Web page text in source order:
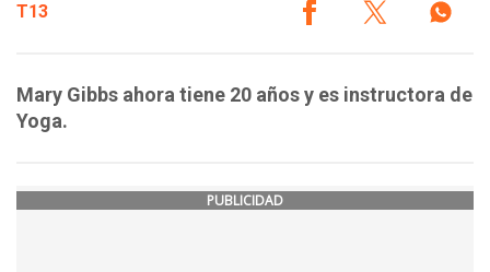
T13
Mary Gibbs ahora tiene 20 años y es instructora de
Yoga.
PUBLICIDAD